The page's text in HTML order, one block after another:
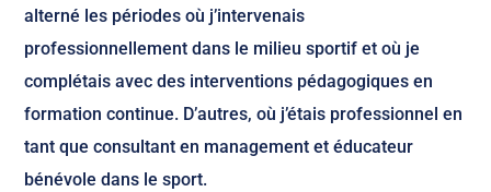
alterné les périodes où j’intervenais
professionnellement dans le milieu sportif et où je
complétais avec des interventions pédagogiques en
formation continue. D’autres, où j’étais professionnel en
tant que consultant en management et éducateur
bénévole dans le sport.